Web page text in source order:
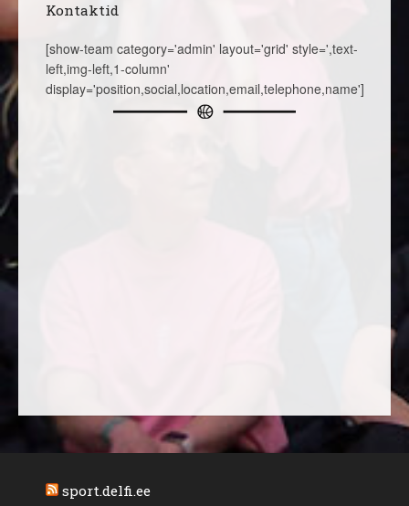
Kontaktid
[show-team category='admin' layout='grid' style=',text-
left,img-left,1-column'
display='position,social,location,email,telephone,name']
sport.delfi.ee